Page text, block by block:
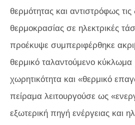
θερμότητας και αντιστρόφως τις
θερμοκρασίας σε ηλεκτρικές
προέκυψε συμπεριφέρθηκε
θερμικό ταλαντούμενο κύκλωμα
χωρητικότητα και «θερμικό
πείραμα λειτουργούσε ως
εξωτερική πηγή ενέργειας και